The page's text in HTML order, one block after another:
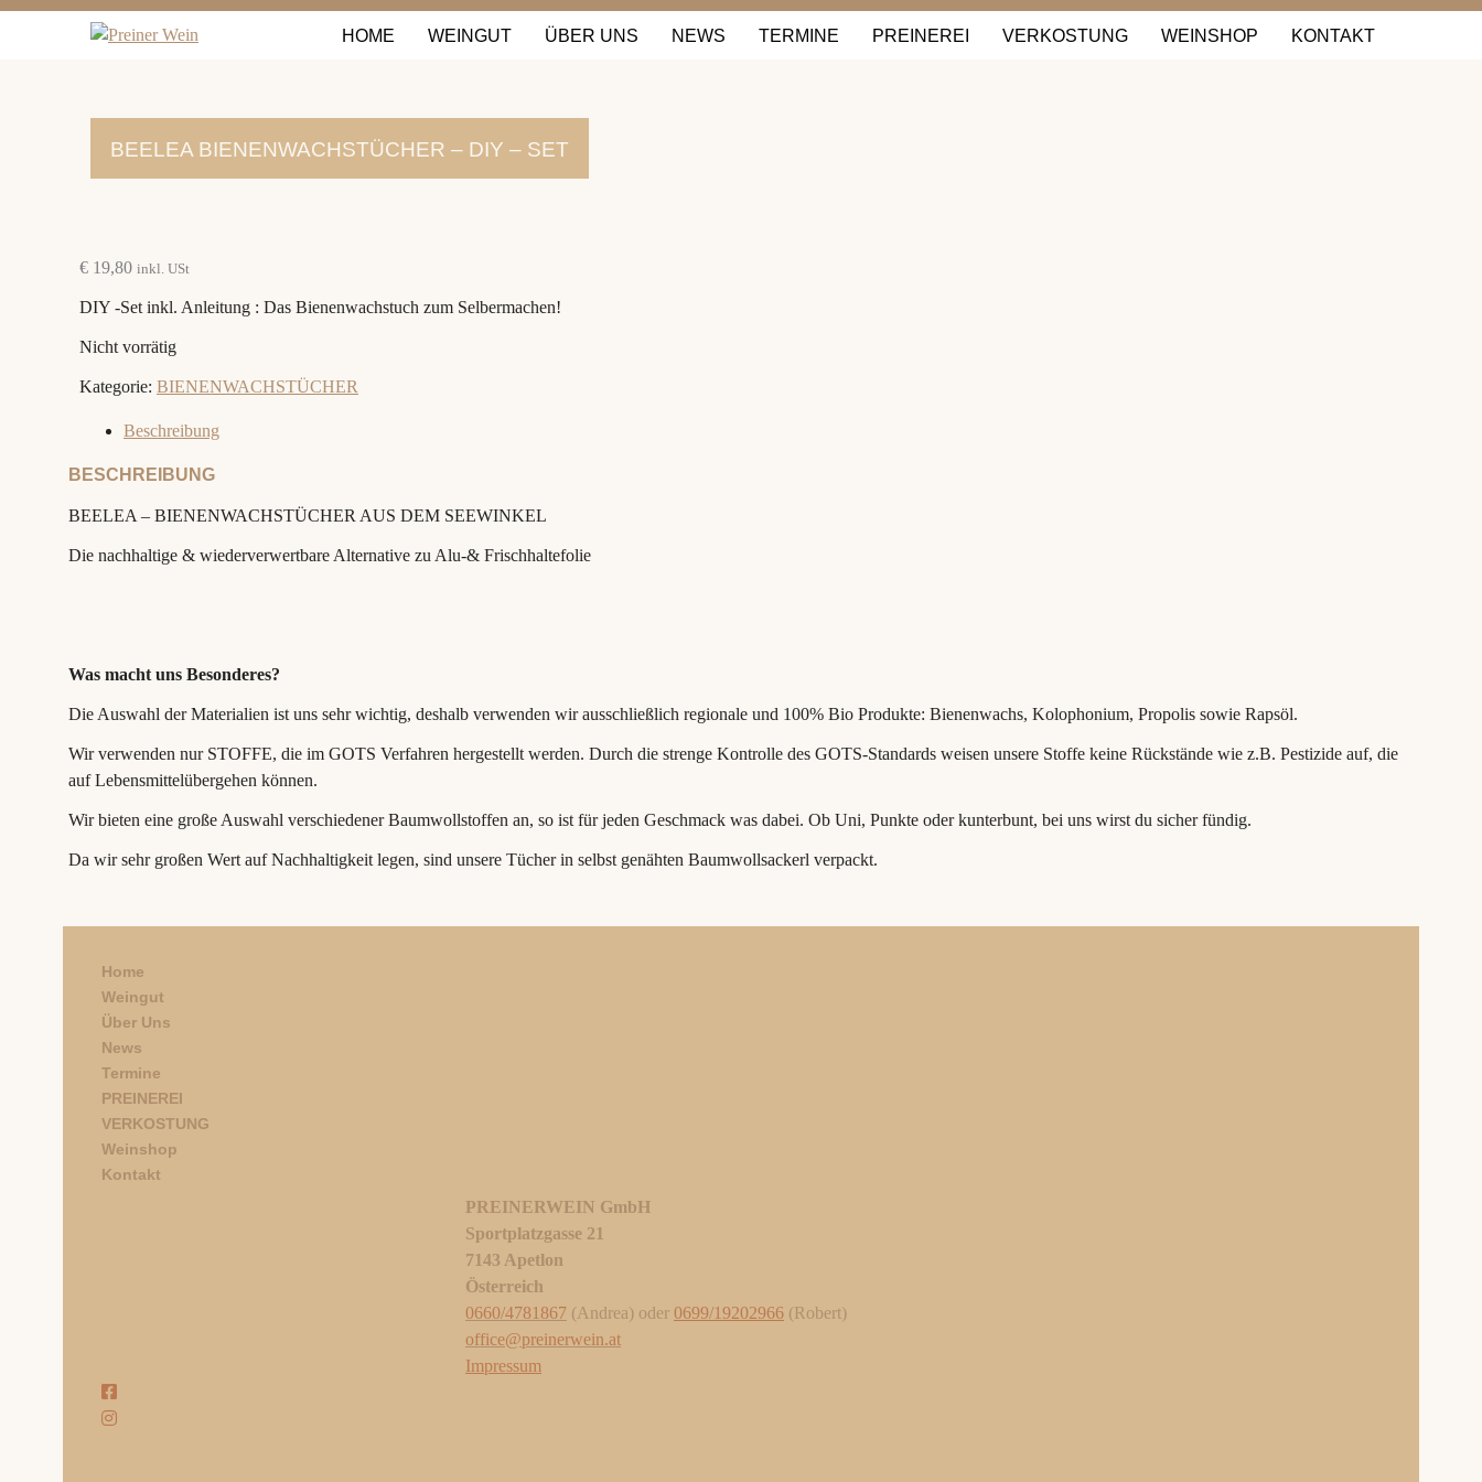
HOME WEINGUT ÜBER UNS NEWS TERMINE PREINEREI VERKOSTUNG WEINSHOP KONTAKT
BEELEA BIENENWACHSTÜCHER – DIY – SET
€ 19,80 inkl. USt
DIY -Set inkl. Anleitung : Das Bienenwachstuch zum Selbermachen!
Nicht vorrätig
Kategorie: BIENENWACHSTÜCHER
Beschreibung
BESCHREIBUNG
BEELEA – BIENENWACHSTÜCHER AUS DEM SEEWINKEL
Die nachhaltige & wiederverwertbare Alternative zu Alu-& Frischhaltefolie
Was macht uns Besonderes?
Die Auswahl der Materialien ist uns sehr wichtig, deshalb verwenden wir ausschließlich regionale und 100% Bio Produkte: Bienenwachs, Kolophonium, Propolis sowie Rapsöl.
Wir verwenden nur STOFFE, die im GOTS Verfahren hergestellt werden. Durch die strenge Kontrolle des GOTS-Standards weisen unsere Stoffe keine Rückstände wie z.B. Pestizide auf, die
auf Lebensmittelübergehen können.
Wir bieten eine große Auswahl verschiedener Baumwollstoffen an, so ist für jeden Geschmack was dabei. Ob Uni, Punkte oder kunterbunt, bei uns wirst du sicher fündig.
Da wir sehr großen Wert auf Nachhaltigkeit legen, sind unsere Tücher in selbst genähten Baumwollsackerl verpackt.
Home
Weingut
Über Uns
News
Termine
PREINEREI
VERKOSTUNG
Weinshop
Kontakt
PREINERWEIN GmbH
Sportplatzgasse 21
7143 Apetlon
Österreich
0660/4781867 (Andrea) oder 0699/19202966 (Robert)
office@preinerwein.at
Impressum